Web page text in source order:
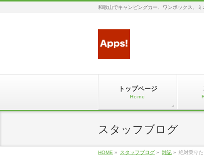
和歌山でキャンピングカー、ワンボックス、
トップページ
Home
スタッフブログ
HOME » スタッフブログ » 雑記 » 絶対乗り